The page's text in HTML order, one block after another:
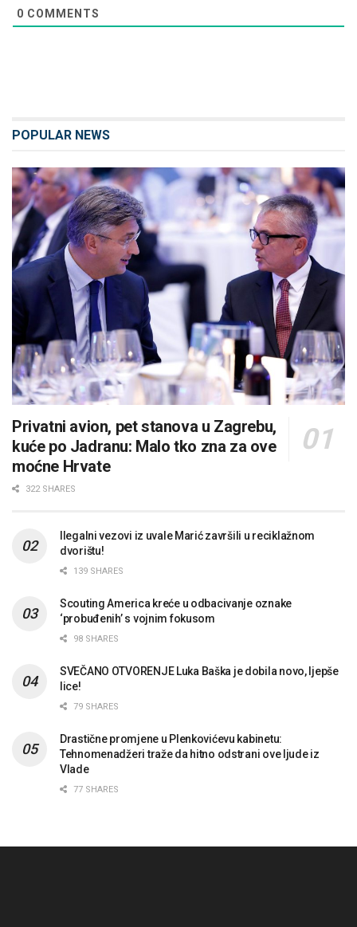
0 COMMENTS
POPULAR NEWS
Privatni avion, pet stanova u Zagrebu,
kuće po Jadranu: Malo tko zna za ove
moćne Hrvate
322 SHARES
Ilegalni vezovi iz uvale Marić završili u reciklažnom
dvorištu!
139 SHARES
Scouting America kreće u odbacivanje oznake
‘probuđenih’ s vojnim fokusom
98 SHARES
SVEČANO OTVORENJE Luka Baška je dobila novo, ljepše
lice!
79 SHARES
Drastične promjene u Plenkovićevu kabinetu:
Tehnomenadžeri traže da hitno odstrani ove ljude iz
Vlade
77 SHARES